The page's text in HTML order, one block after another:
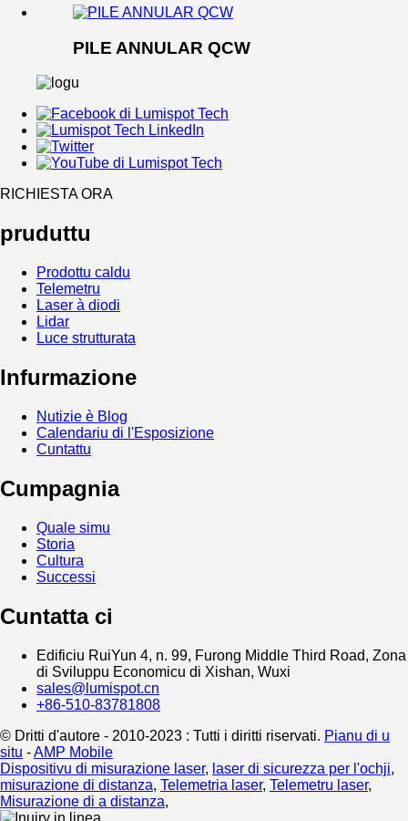
PILE ANNULAR QCW
RICHIESTA ORA
pruduttu
Prodottu caldu
Telemetru
Laser à diodi
Lidar
Luce strutturata
Infurmazione
Nutizie è Blog
Calendariu di l'Esposizione
Cuntattu
Cumpagnia
Quale simu
Storia
Cultura
Successi
Cuntatta ci
Edificiu RuiYun 4, n. 99, Furong Middle Third Road, Zona
di Sviluppu Economicu di Xishan, Wuxi
sales@lumispot.cn
+86-510-83781808
© Dritti d'autore - 2010-2023 : Tutti i diritti riservati. Pianu di u
situ -AMP Mobile
Dispositivu di misurazione laser, laser di sicurezza per l'ochji,
misurazione di distanza, Telemetria laser, Telemetru laser,
Misurazione di a distanza,